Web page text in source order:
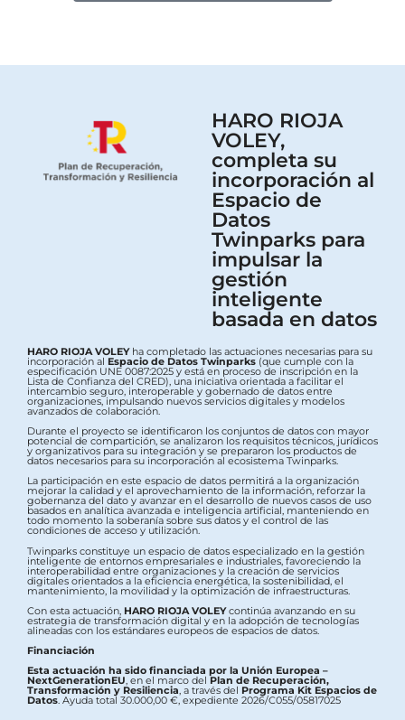
HARO RIOJA
VOLEY,
completa su
incorporación al
Espacio de
Datos
Twinparks para
impulsar la
gestión
inteligente
basada en datos
HARO RIOJA VOLEYha completado las actuaciones necesarias para su
incorporación al Espacio de Datos Twinparks (que cumple con la
especificación UNE 0087:2025 y está en proceso de inscripción en la
Lista de Confianza del CRED), una iniciativa orientada a facilitar el
intercambio seguro, interoperable y gobernado de datos entre
organizaciones, impulsando nuevos servicios digitales y modelos
avanzados de colaboración.
Durante el proyecto se identificaron los conjuntos de datos con mayor
potencial de compartición, se analizaron los requisitos técnicos, jurídicos
y organizativos para su integración y se prepararon los productos de
datos necesarios para su incorporación al ecosistema Twinparks.
La participación en este espacio de datos permitirá a la organización
mejorar la calidad y el aprovechamiento de la información, reforzar la
gobernanza del dato y avanzar en el desarrollo de nuevos casos de uso
basados en analítica avanzada e inteligencia artificial, manteniendo en
todo momento la soberanía sobre sus datos y el control de las
condiciones de acceso y utilización.
Twinparks constituye un espacio de datos especializado en la gestión
inteligente de entornos empresariales e industriales, favoreciendo la
interoperabilidad entre organizaciones y la creación de servicios
digitales orientados a la eficiencia energética, la sostenibilidad, el
mantenimiento, la movilidad y la optimización de infraestructuras.
Con esta actuación, HARO RIOJA VOLEYcontinúa avanzando en su
estrategia de transformación digital y en la adopción de tecnologías
alineadas con los estándares europeos de espacios de datos.
Financiación
Esta actuación ha sido financiada por la Unión Europea –
NextGenerationEU, en el marco del Plan de Recuperación,
Transformación y Resiliencia, a través del Programa Kit Espacios de
Datos. Ayuda total 30.000,00 €, expediente 2026/C055/05817025